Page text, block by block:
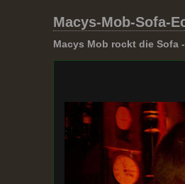
Macys-Mob-Sofa-
Macys Mob rockt die Sofa